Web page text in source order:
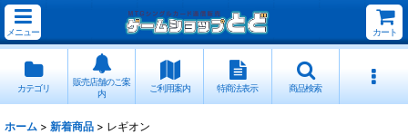
メニュー カート
カテゴリ
販売店舗のご案
内
ご利用案内 特商法表示 商品検索
ホーム > 新着商品 > レギオン